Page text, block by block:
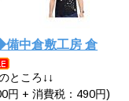
中倉敷工房 倉
ところ↓↓
円 + 消費税：490円)